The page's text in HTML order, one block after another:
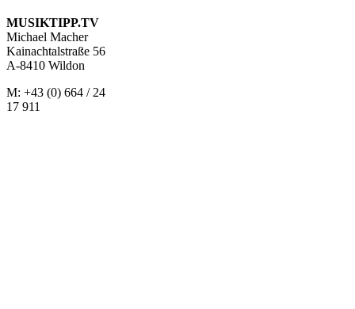
MUSIKTIPP.TV
Michael Macher
Kainachtalstraße 56
A-8410 Wildon
M: +43 (0) 664 / 24
17 911